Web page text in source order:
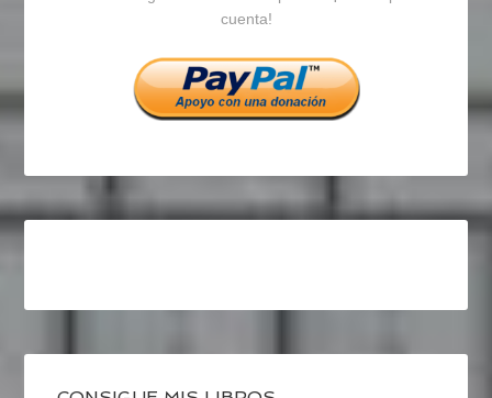
Facebook
Twitter
Instagram
cuenta!